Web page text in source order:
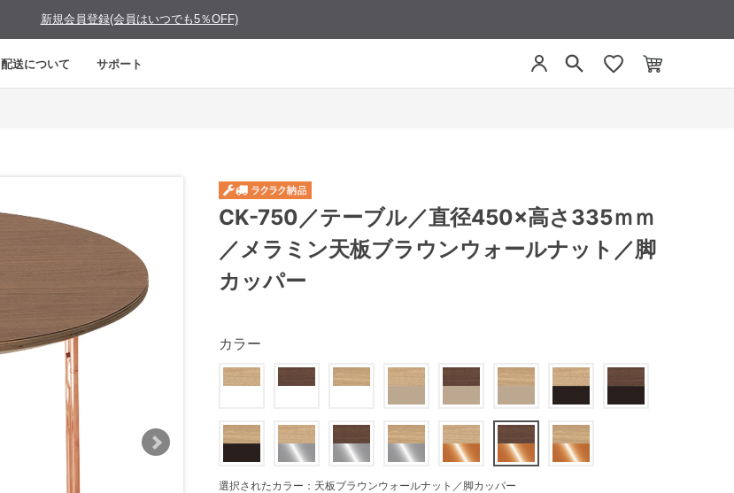
新規会員登録(会員はいつでも5％OFF)
配送について サポート
CK-750／テーブル／直径450×高さ335ｍｍ
／メラミン天板ブラウンウォールナット／脚
カッパー
カラー
選択されたカラー：天板ブラウンウォールナット／脚カッパー